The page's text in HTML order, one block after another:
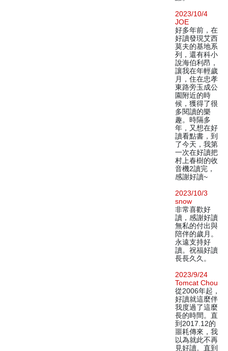
2023/10/4
JOE
好多年前，在
好讀發現艾西
莫夫的基地系
列，還有科小
說海伯利昂，
讓我在年輕歲
月，住在忠孝
東路旁玉成公
園附近的時
候，獲得了很
多閱讀的樂
趣。時隔多
年，又想在好
讀看點書，到
了今天，我第
一次在好讀把
村上春樹的收
音機2讀完，
感謝好讀~
2023/10/3
snow
非常喜歡好
讀，感謝好讀
無私的付出與
陪伴的歲月。
永遠支持好
讀。祝福好讀
長長久久。
2023/9/24
Tomcat Chou
從2006年起，
好讀就這麼伴
我度過了這麼
長的時間。直
到2017.12的
噩耗傳來，我
以為就此不再
見好讀。直到